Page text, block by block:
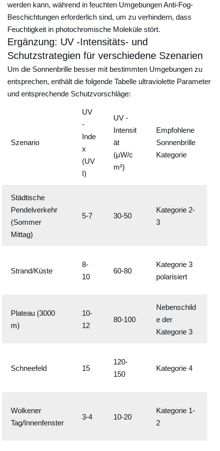
g
e
n
S
t
i
l
a
?
E
r
g
ä
u
:
I
e
n
werden kann, während in feuchten Umgebungen Anti-Fog-
Beschichtungen erforderlich sind, um zu verhindern, dass
Feuchtigkeit in photochromische Moleküle stört.
Ergänzung: UV -Intensitäts- und
Schutzstrategien für verschiedene Szenarien
Um die Sonnenbrille besser mit bestimmten Umgebungen zu
entsprechen, enthält die folgende Tabelle ultraviolette Parameter
und entsprechende Schutzvorschläge:
Szenario
UV
-
Inde
x
(UV
I)
UV -
Intensit
ät
(μW/c
m²)
Empfohlene
Sonnenbrille
Kategorie
Städtische
Pendelverkehr
(Sommer
Mittag)
5-7 30-50
Kategorie 2-
3
Strand/Küste
8-
10
60-80
Kategorie 3
polarisiert
Plateau (3000
m)
10-
12
80-100
Nebenschild
e der
Kategorie 3
Schneefeld 15
120-
150
Kategorie 4
Wolkener
Tag/Innenfenster
3-4 10-20
Kategorie 1-
2